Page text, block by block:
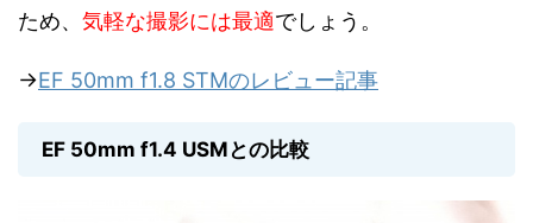
ため、 気軽な撮影には最適でしょう。
→EF 50mm f1.8 STMのレビュー記事
EF 50mm f1.4 USMとの比較